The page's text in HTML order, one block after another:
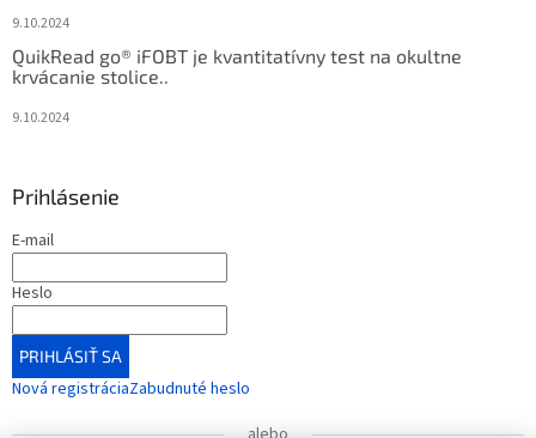
9.10.2024
QuikRead go® iFOBT je kvantitatívny test na okultne
krvácanie stolice..
9.10.2024
Prihlásenie
E-mail
Heslo
PRIHLÁSIŤ SA
Nová registráciaZabudnuté heslo